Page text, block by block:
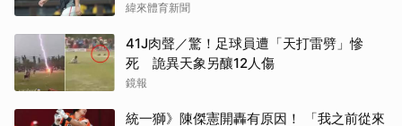
緯來體育新聞
41J肉聲／驚！足球員遭「天打雷劈」慘
死 詭異天象另釀12人傷
鏡報
統一獅》陳傑憲開轟有原因！ 「我之前從來